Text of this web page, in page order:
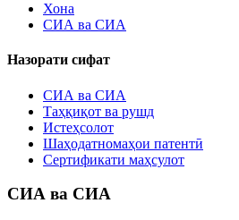
Хона
СИА ва СИА
Назорати сифат
СИА ва СИА
Таҳқиқот ва рушд
Истеҳсолот
Шаҳодатномаҳои патентӣ
Сертификати маҳсулот
СИА ва СИА